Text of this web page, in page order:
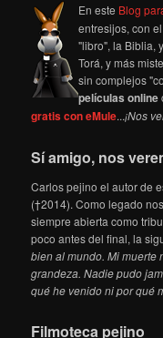
En este Blog
entresijos, con
"libro", la Biblia,
Torá, y más
sin complejos
películas online
gratis con eMule...¡Nos
Sí amigo, nos
Carlos pejino el autor de
(†2014). Como legado
siempre abierta como
poco antes del final, la
bien al mundo. Mi muerte
grandeza. Nadie pudo
qué he venido ni por qué
Filmoteca pejino